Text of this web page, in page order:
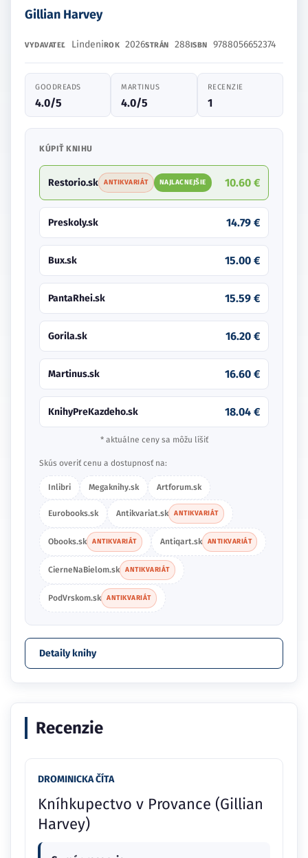
Gillian Harvey
VYDAVATEĽ LindeniROK 2026STRÁN 288ISBN 9788056652374
GOODREADS
4.0/5
MARTINUS
4.0/5
RECENZIE
1
KÚPIŤ KNIHU
Restorio.sk ANTIKVARIÁT NAJLACNEJŠIE 10.60 €
Preskoly.sk 14.79 €
Bux.sk 15.00 €
PantaRhei.sk 15.59 €
Gorila.sk 16.20 €
Martinus.sk 16.60 €
KnihyPreKazdeho.sk 18.04 €
* aktuálne ceny sa môžu líšiť
Skús overiť cenu a dostupnosť na:
Inlibri Megaknihy.sk Artforum.sk
Eurobooks.sk Antikvariat.sk ANTIKVARIÁT
Obooks.sk ANTIKVARIÁT Antiqart.sk ANTIKVARIÁT
CierneNaBielom.sk ANTIKVARIÁT
PodVrskom.sk ANTIKVARIÁT
Detaily knihy
Recenzie
DROMINICKA ČÍTA
Kníhkupectvo v Provance (Gillian
Harvey)